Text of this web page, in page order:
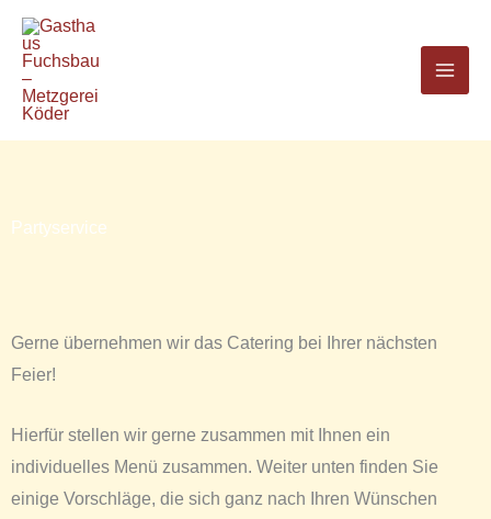
Zum
Inhalt
springen
Partyservice
Gerne übernehmen wir das Catering bei Ihrer nächsten
Feier!
Hierfür stellen wir gerne zusammen mit Ihnen ein
individuelles Menü zusammen. Weiter unten finden Sie
einige Vorschläge, die sich ganz nach Ihren Wünschen